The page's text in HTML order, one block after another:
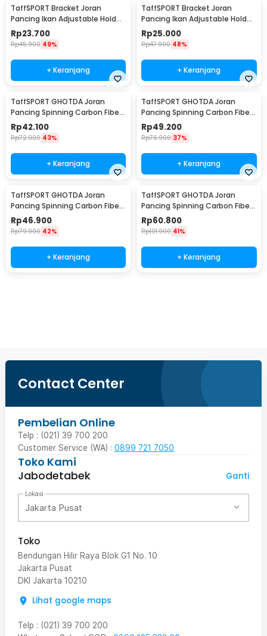
TaffSPORT Bracket Joran
Pancing Ikan Adjustable Holder
1.4M - V-003
Rp23.700
Rp45.900 49%
+ Keranjang
TaffSPORT Bracket Joran
Pancing Ikan Adjustable Holder
2.1M - V-003
Rp25.000
Rp47.900 48%
+ Keranjang
TaffSPORT GHOTDA Joran
Pancing Spinning Carbon Fiber
5-7 Section 2.1M - CF3000
Rp42.100
Rp72.900 43%
+ Keranjang
TaffSPORT GHOTDA Joran
Pancing Spinning Carbon Fiber
5-7 Section 2.4M - CF3000
Rp49.200
Rp76.900 37%
+ Keranjang
TaffSPORT GHOTDA Joran
Pancing Spinning Carbon Fiber
5-7 Section 2.7M - CF3000
Rp46.900
Rp79.900 42%
+ Keranjang
TaffSPORT GHOTDA Joran
Pancing Spinning Carbon Fiber
5-7 Section 3M - CF3000
Rp60.800
Rp101.900 41%
+ Keranjang
Contact Center
Pembelian Online
Telp : (021) 39 700 200
Customer Service (WA) : 0899 721 7050
Toko Kami
Jabodetabek
Ganti
Lokasi
Jakarta Pusat
Toko
Bendungan Hilir Raya Blok G1 No. 10
Jakarta Pusat
DKI Jakarta 10210
Lihat google maps
Telp : (021) 39 700 200